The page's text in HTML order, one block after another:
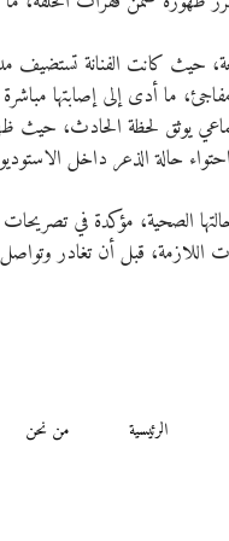
كانت الفنانة تستضيف
ما أدى إلى إصابتها
يوثق لحظة الحادث، حيث
حالة الذعر داخل
الصحية، مؤكدة في
قبل أن تغادر وتواصل
الرئيسية من نحن